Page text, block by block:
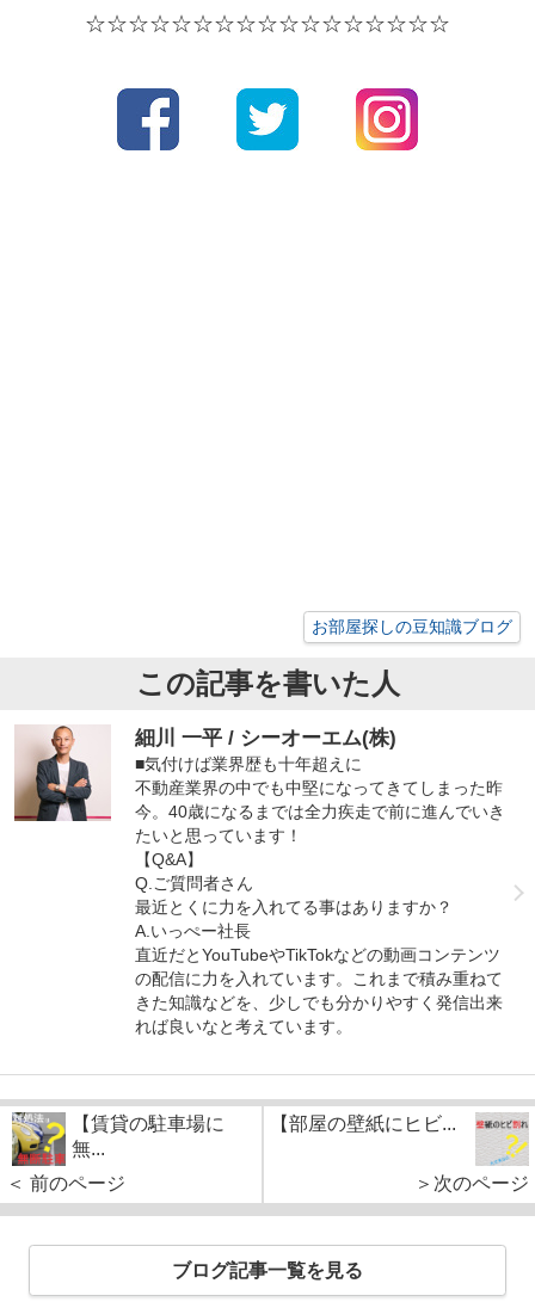
☆☆☆☆☆☆☆☆☆☆☆☆☆☆☆☆☆
お部屋探しの豆知識ブログ
この記事を書いた人
細川 一平 / シーオーエム(株)
■気付けば業界歴も十年超えに
不動産業界の中でも中堅になってきてしまった昨
今。40歳になるまでは全力疾走で前に進んでいき
たいと思っています！
【Q&A】
Q.ご質問者さん
最近とくに力を入れてる事はありますか？
A.いっぺー社長
直近だとYouTubeやTikTokなどの動画コンテンツ
の配信に力を入れています。これまで積み重ねて
きた知識などを、少しでも分かりやすく発信出来
れば良いなと考えています。
【賃貸の駐車場に
無...
＜ 前のページ
【部屋の壁紙にヒビ...
＞次のページ
ブログ記事一覧を見る